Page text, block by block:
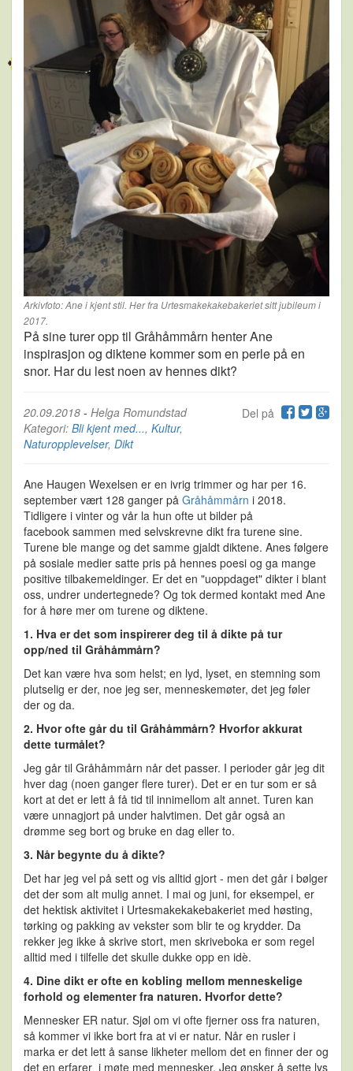
Arkivfoto: Ane i kjent stil. Her fra Urtesmakekakebakeriet sitt jubileum i
2017.
På sine turer opp til Gråhåmmårn henter Ane
inspirasjon og diktene kommer som en perle på en
snor. Har du lest noen av hennes dikt?
Del på
20.09.2018 - Helga Romundstad
Kategori: Bli kjent med..., Kultur,
Naturopplevelser, Dikt
Ane Haugen Wexelsen er en ivrig trimmer og har per 16.
september vært 128 ganger på Gråhåmmårn i 2018.
Tidligere i vinter og vår la hun ofte ut bilder på
facebook sammen med selvskrevne dikt fra turene sine.
Turene ble mange og det samme gjaldt diktene. Anes følgere
på sosiale medier satte pris på hennes poesi og ga mange
positive tilbakemeldinger. Er det en "uoppdaget" dikter i blant
oss, undrer undertegnede? Og tok dermed kontakt med Ane
for å høre mer om turene og diktene.
1. Hva er det som inspirerer deg til å dikte på tur
opp/ned til Gråhåmmårn?
Det kan være hva som helst; en lyd, lyset, en stemning som
plutselig er der, noe jeg ser, menneskemøter, det jeg føler
der og da.
2. Hvor ofte går du til Gråhåmmårn? Hvorfor akkurat
dette turmålet?
Jeg går til Gråhåmmårn når det passer. I perioder går jeg dit
hver dag (noen ganger flere turer). Det er en tur som er så
kort at det er lett å få tid til innimellom alt annet. Turen kan
være unnagjort på under halvtimen. Det går også an
drømme seg bort og bruke en dag eller to.
3. Når begynte du å dikte?
Det har jeg vel på sett og vis alltid gjort - men det går i bølger
det der som alt mulig annet. I mai og juni, for eksempel, er
det hektisk aktivitet i Urtesmakekakebakeriet med høsting,
tørking og pakking av vekster som blir te og krydder. Da
rekker jeg ikke å skrive stort, men skriveboka er som regel
alltid med i tilfelle det skulle dukke opp en idè.
4. Dine dikt er ofte en kobling mellom menneskelige
forhold og elementer fra naturen. Hvorfor dette?
Mennesker ER natur. Sjøl om vi ofte fjerner oss fra naturen,
så kommer vi ikke bort fra at vi er natur. Når en rusler i
marka er det lett å sanse likheter mellom det en finner der og
det en erfarer i møte med mennesker. Jeg ønsker å sette lys